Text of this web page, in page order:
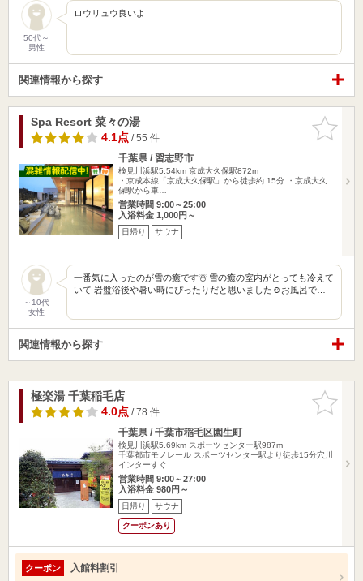
50代～
男性
ロウリュウ良いよ
関連情報から探す
お気に入
りに追加
Spa Resort 菜々の湯
4.1点/ 55 件
千葉県 / 習志野市
検見川浜駅5.54km 京成大久保駅872m
・京成本線「京成大久保駅」から徒歩約 15分 ・京成大久
保駅から車…
営業時間 9:00～25:00
入浴料金 1,000円～
日帰り サウナ
～10代
女性
一番気に入ったのが雪の癒です☃️ 雪の癒の室内がとっても冷えて
いて 岩盤浴後や暑い時にぴったりだと思いました☺️お風呂で…
関連情報から探す
お気に入
りに追加
極楽湯 千葉稲毛店
4.0点/ 78 件
千葉県 / 千葉市稲毛区園生町
検見川浜駅5.69km スポーツセンター駅987m
千葉都市モノレール スポーツセンター駅より徒歩15分穴川
インターすぐ…
営業時間 9:00～27:00
入浴料金 980円～
日帰り サウナ
クーポンあり
クーポン 入館料割引